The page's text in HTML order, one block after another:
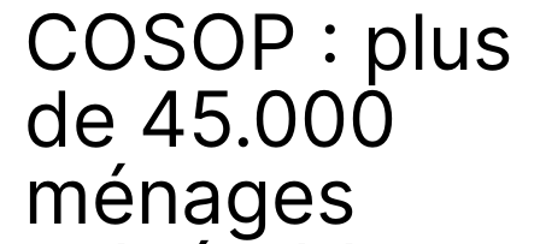
COSOP : plus
de 45.000
ménages